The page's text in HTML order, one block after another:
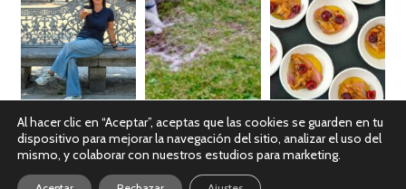
Ver en Instagram
Al hacer clic en “Aceptar”, aceptas que las cookies se guarden en tu
dispositivo para mejorar la navegación del sitio, analizar el uso del
mismo, y colaborar con nuestros estudios para marketing.